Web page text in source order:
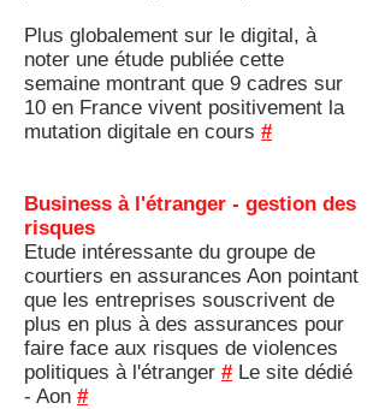
Plus globalement sur le digital, à
noter une étude publiée cette
semaine montrant que 9 cadres sur
10 en France vivent positivement la
mutation digitale en cours #
Business à l'étranger - gestion des
risques
Etude intéressante du groupe de
courtiers en assurances Aon pointant
que les entreprises souscrivent de
plus en plus à des assurances pour
faire face aux risques de violences
politiques à l'étranger #Le site dédié
- Aon #